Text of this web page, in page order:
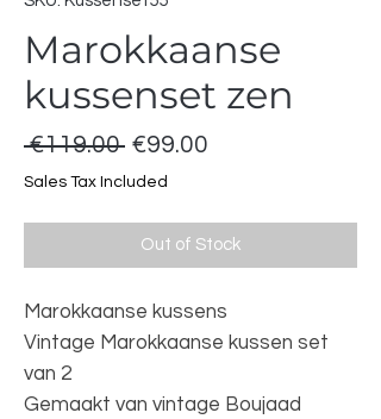
Marokkaanse
kussenset zen
€119.00 Regular
Price
€99.00
Sales Tax Included
Out of Stock
Marokkaanse kussens
Vintage Marokkaanse kussen set
van 2
Gemaakt van vintage Boujaad